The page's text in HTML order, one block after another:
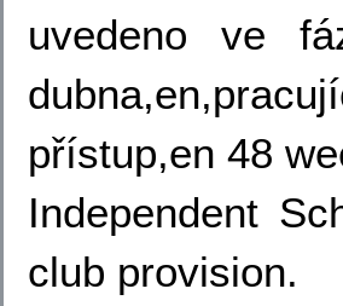
uvedeno ve
přístup,en 48
Independent
club provision.